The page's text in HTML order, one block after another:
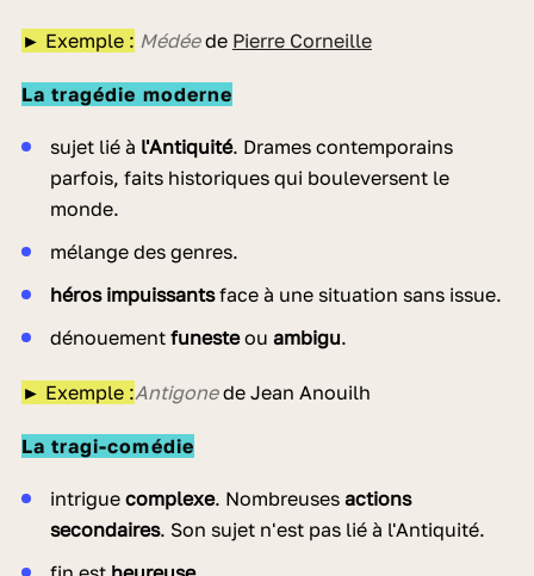
► Exemple : Médéede Pierre Corneille
La tragédie moderne
sujet lié à l'Antiquité. Drames contemporains
parfois, faits historiques qui bouleversent le
monde.
mélange des genres.
héros impuissantsface à une situation sans issue.
dénouement funesteou ambigu.
► Exemple :Antigonede Jean Anouilh
La tragi-comédie
intrigue complexe. Nombreuses actions
secondaires. Son sujet n'est pas lié à l'Antiquité.